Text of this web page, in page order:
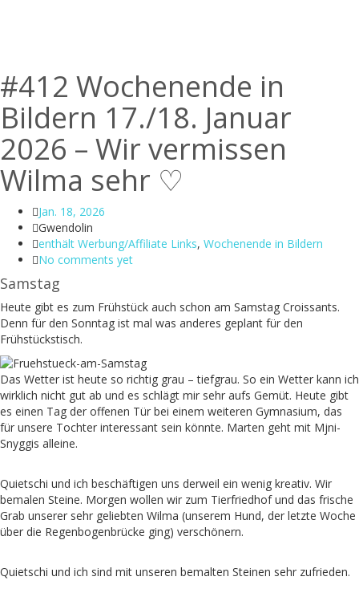
#412 Wochenende in
Bildern 17./18. Januar
2026 – Wir vermissen
Wilma sehr ♡
Jan. 18, 2026
Gwendolin
enthält Werbung/Affiliate Links, Wochenende in Bildern
No comments yet
Samstag
Heute gibt es zum Frühstück auch schon am Samstag Croissants.
Denn für den Sonntag ist mal was anderes geplant für den
Frühstückstisch.
Das Wetter ist heute so richtig grau – tiefgrau. So ein Wetter kann ich
wirklich nicht gut ab und es schlägt mir sehr aufs Gemüt. Heute gibt
es einen Tag der offenen Tür bei einem weiteren Gymnasium, das
für unsere Tochter interessant sein könnte. Marten geht mit Mjni-
Snyggis alleine.
Quietschi und ich beschäftigen uns derweil ein wenig kreativ. Wir
bemalen Steine. Morgen wollen wir zum Tierfriedhof und das frische
Grab unserer sehr geliebten Wilma (unserem Hund, der letzte Woche
über die Regenbogenbrücke ging) verschönern.
Quietschi und ich sind mit unseren bemalten Steinen sehr zufrieden.